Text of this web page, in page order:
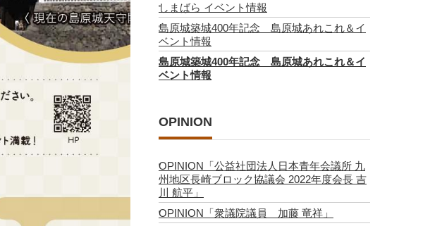
しまばら イベント情報
島原城築城400年記念 島原城あれこれ＆イ
ベント情報
島原城築城400年記念 島原城あれこれ＆イ
ベント情報
OPINION
OPINION「公益社団法人日本青年会議所 九
州地区長崎ブロック協議会 2022年度会長 吉
川 航平」
OPINION「衆議院議員 加藤 竜祥」